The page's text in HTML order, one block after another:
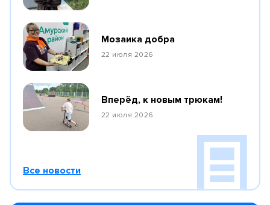
Мозаика добра
22 июля 2026
Вперёд, к новым трюкам!
22 июля 2026
Все новости